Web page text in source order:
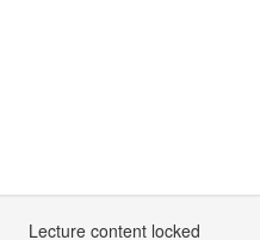
Lecture content locked